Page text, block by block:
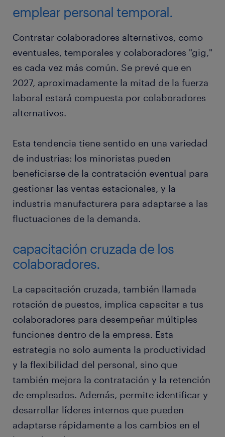
emplear personal temporal.
Contratar colaboradores alternativos, como
eventuales, temporales y colaboradores "gig,"
es cada vez más común. Se prevé que en
2027, aproximadamente la mitad de la fuerza
laboral estará compuesta por colaboradores
alternativos.
Esta tendencia tiene sentido en una variedad
de industrias: los minoristas pueden
beneficiarse de la contratación eventual para
gestionar las ventas estacionales, y la
industria manufacturera para adaptarse a las
fluctuaciones de la demanda.
capacitación cruzada de los
colaboradores.
La capacitación cruzada, también llamada
rotación de puestos, implica capacitar a tus
colaboradores para desempeñar múltiples
funciones dentro de la empresa. Esta
estrategia no solo aumenta la productividad
y la flexibilidad del personal, sino que
también mejora la contratación y la retención
de empleados. Además, permite identificar y
desarrollar líderes internos que pueden
adaptarse rápidamente a los cambios en el